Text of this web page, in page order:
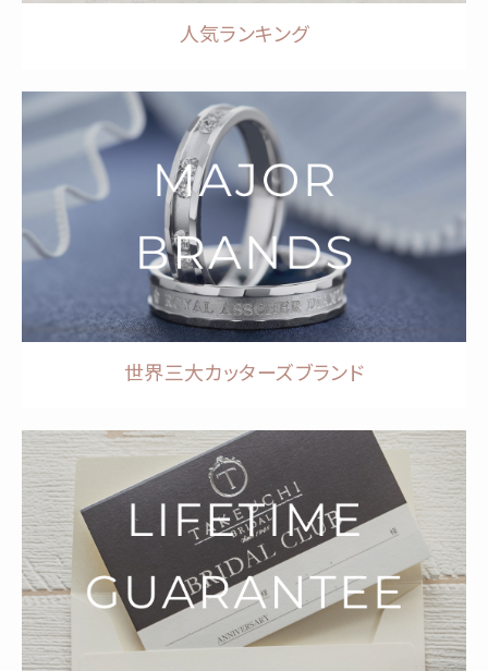
人気ランキング
世界三大カッターズブランド